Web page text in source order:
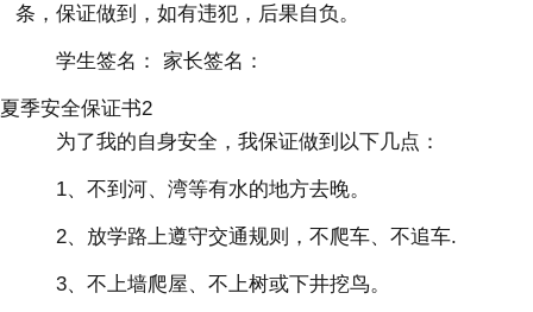
条，保证做到，如有违犯，后果自负。
学生签名： 家长签名：
夏季安全保证书2
为了我的自身安全，我保证做到以下几点：
1、不到河、湾等有水的地方去晚。
2、放学路上遵守交通规则，不爬车、不追车.
3、不上墙爬屋、不上树或下井挖鸟。